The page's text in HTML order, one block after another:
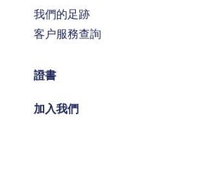
我們的足跡
客户服務查詢
證書
加入我們